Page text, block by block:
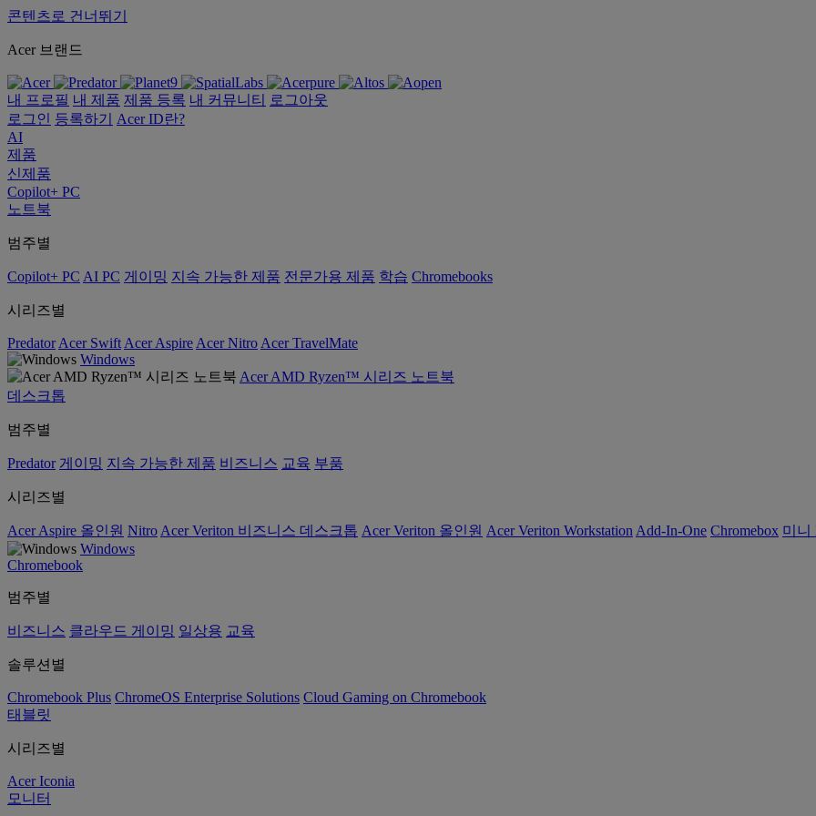
콘텐츠로 건너뛰기
Acer 브랜드
내 프로필 내 제품 제품 등록 내 커뮤니티
로그아웃
로그인
등록하기
Acer ID란?
AI
제품
신제품
Copilot+ PC
노트북
범주별
Copilot+ PC AI PC 게이밍 지속 가능한 제품 전문가용 제품 학습 Chromebooks
시리즈별
Predator Acer Swift Acer Aspire Acer Nitro Acer TravelMate
Windows
Acer AMD Ryzen™ 시리즈 노트북
데스크톱
범주별
Predator 게이밍 지속 가능한 제품 비즈니스 교육 부품
시리즈별
Acer Aspire 올인원 Nitro Acer Veriton 비즈니스 데스크톱 Acer Veriton 올인원 Acer Veriton Workstation Add-In-One Chromebox 미니
Windows
Chromebook
범주별
비즈니스 클라우드 게이밍 일상용 교육
솔루션별
Chromebook Plus ChromeOS Enterprise Solutions Cloud Gaming on Chromebook
태블릿
시리즈별
Acer Iconia
모니터